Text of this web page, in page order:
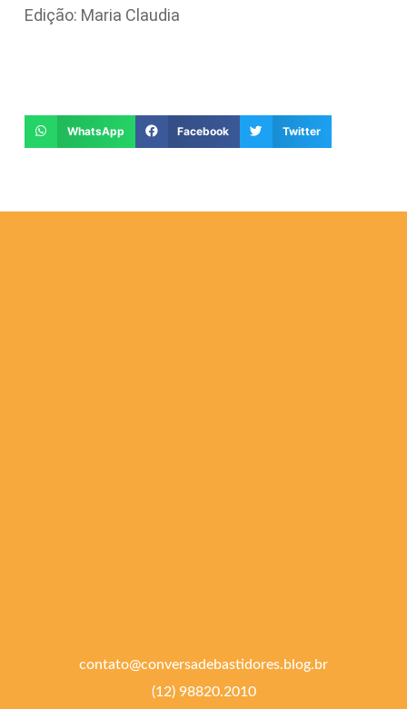
Edição: Maria Claudia
WhatsApp Facebook Twitter
contato@conversadebastidores.blog.br
(12) 98820.2010